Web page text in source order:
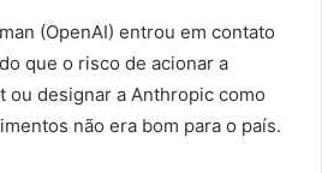
(OpenAI) entrou em contato
que o risco de acionar a
ou designar a Anthropic como
não era bom para o país.